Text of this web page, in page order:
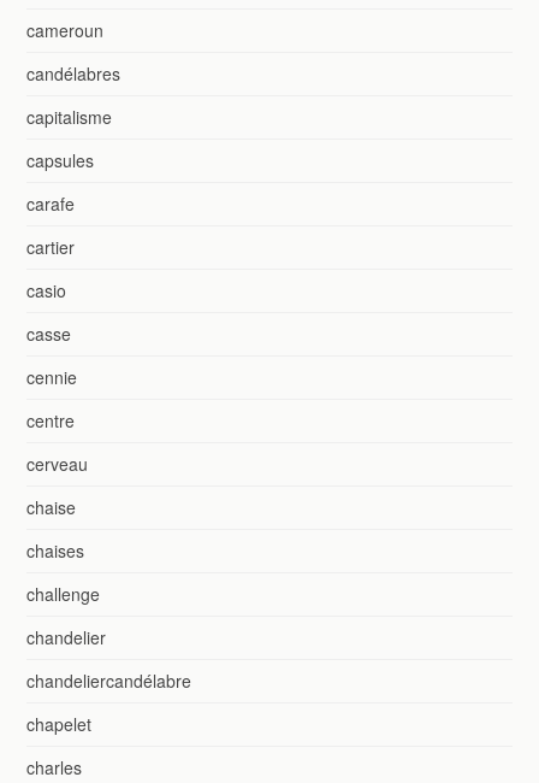
cameroun
candélabres
capitalisme
capsules
carafe
cartier
casio
casse
cennie
centre
cerveau
chaise
chaises
challenge
chandelier
chandeliercandélabre
chapelet
charles